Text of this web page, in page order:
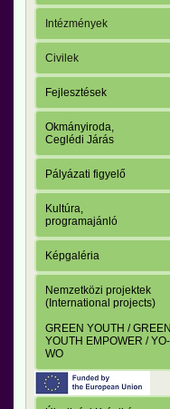
Intézmények
Civilek
Fejlesztések
Okmányiroda,
Ceglédi Járás
Pályázati figyelő
Kultúra,
programajánló
Képgaléria
Nemzetközi projektek
(International projects)
GREEN YOUTH / GREEN
YOUTH EMPOWER / YO-
WO